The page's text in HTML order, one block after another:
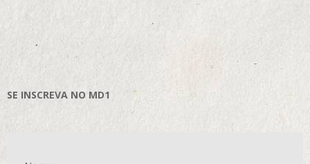
SE INSCREVA NO MD1